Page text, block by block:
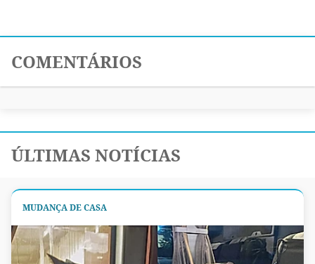
COMENTÁRIOS
ÚLTIMAS NOTÍCIAS
MUDANÇA DE CASA